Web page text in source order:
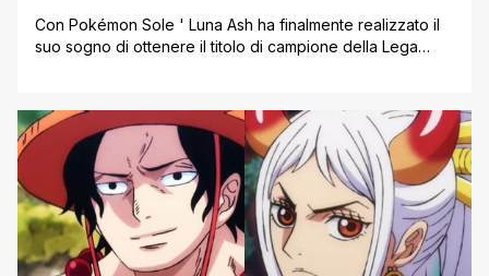
Con Pokémon Sole ' Luna Ash ha finalmente realizzato il
suo sogno di ottenere il titolo di campione della Lega
quindi. Ma non tutti sanno che non è il primo titolo ufficiale
vinto da Ash. Infatti il primo traguardo importante [']